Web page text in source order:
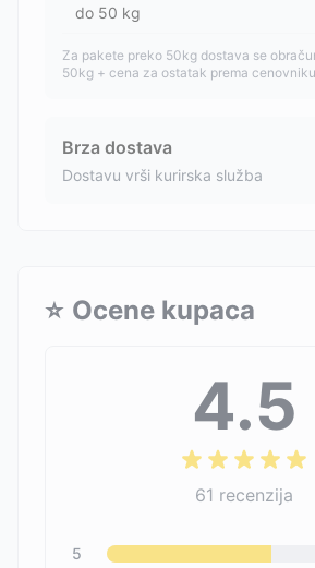
do 50 kg
Za pakete preko 50kg dostava se
50kg + cena za ostatak prema cenovniku
Brza dostava
Dostavu vrši kurirska služba
⭐ Ocene kupaca
4.5
61 recenzija
5